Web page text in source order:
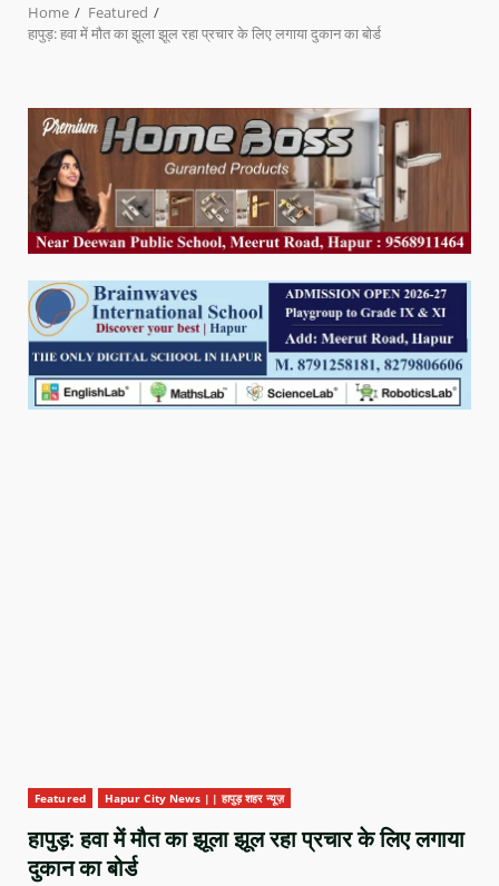
Home
Featured
हापुड़: हवा में मौत का झूला झूल रहा प्रचार के लिए लगाया दुकान का बोर्ड
Featured Hapur City News || हापुड़ शहर न्यूज़
हापुड़: हवा में मौत का झूला झूल रहा प्रचार के लिए लगाया
दुकान का बोर्ड